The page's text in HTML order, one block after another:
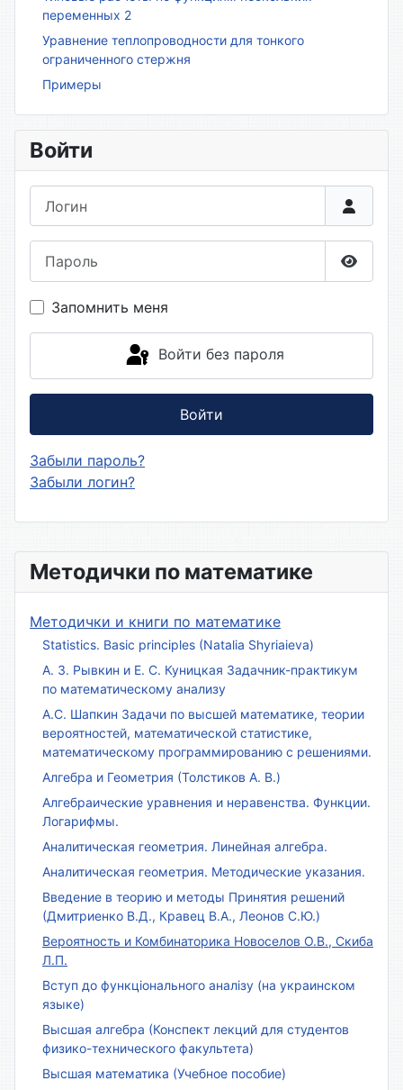
Методички по математике
Методички и книги по математике
Statistics. Basic principles (Natalia Shyriaieva)
А. З. Рывкин и Е. С. Куницкая Задачник-практикум
по математическому анализу
А.С. Шапкин Задачи по высшей математике, теории
вероятностей, математической статистике,
математическому программированию с решениями.
Алгебра и Геометрия (Толстиков А. В.)
Алгебраические уравнения и неравенства. Функции.
Логарифмы.
Аналитическая геометрия. Линейная алгебра.
Аналитическая геометрия. Методические указания.
Введение в теорию и методы Принятия решений
(Дмитриенко В.Д., Кравец В.А., Леонов С.Ю.)
Вероятность и Комбинаторика Новоселов О.В., Скиба
Л.П.
Вступ до функціонального аналізу (на украинском
языке)
Высшая алгебра (Конспект лекций для студентов
физико-технического факультета)
Высшая математика (Учебное пособие)
переменных 2
Уравнение теплопроводности для тонкого
ограниченного стержня
Примеры
Войти
Запомнить меня
Войти без пароля
Войти
Забыли пароль?
Забыли логин?